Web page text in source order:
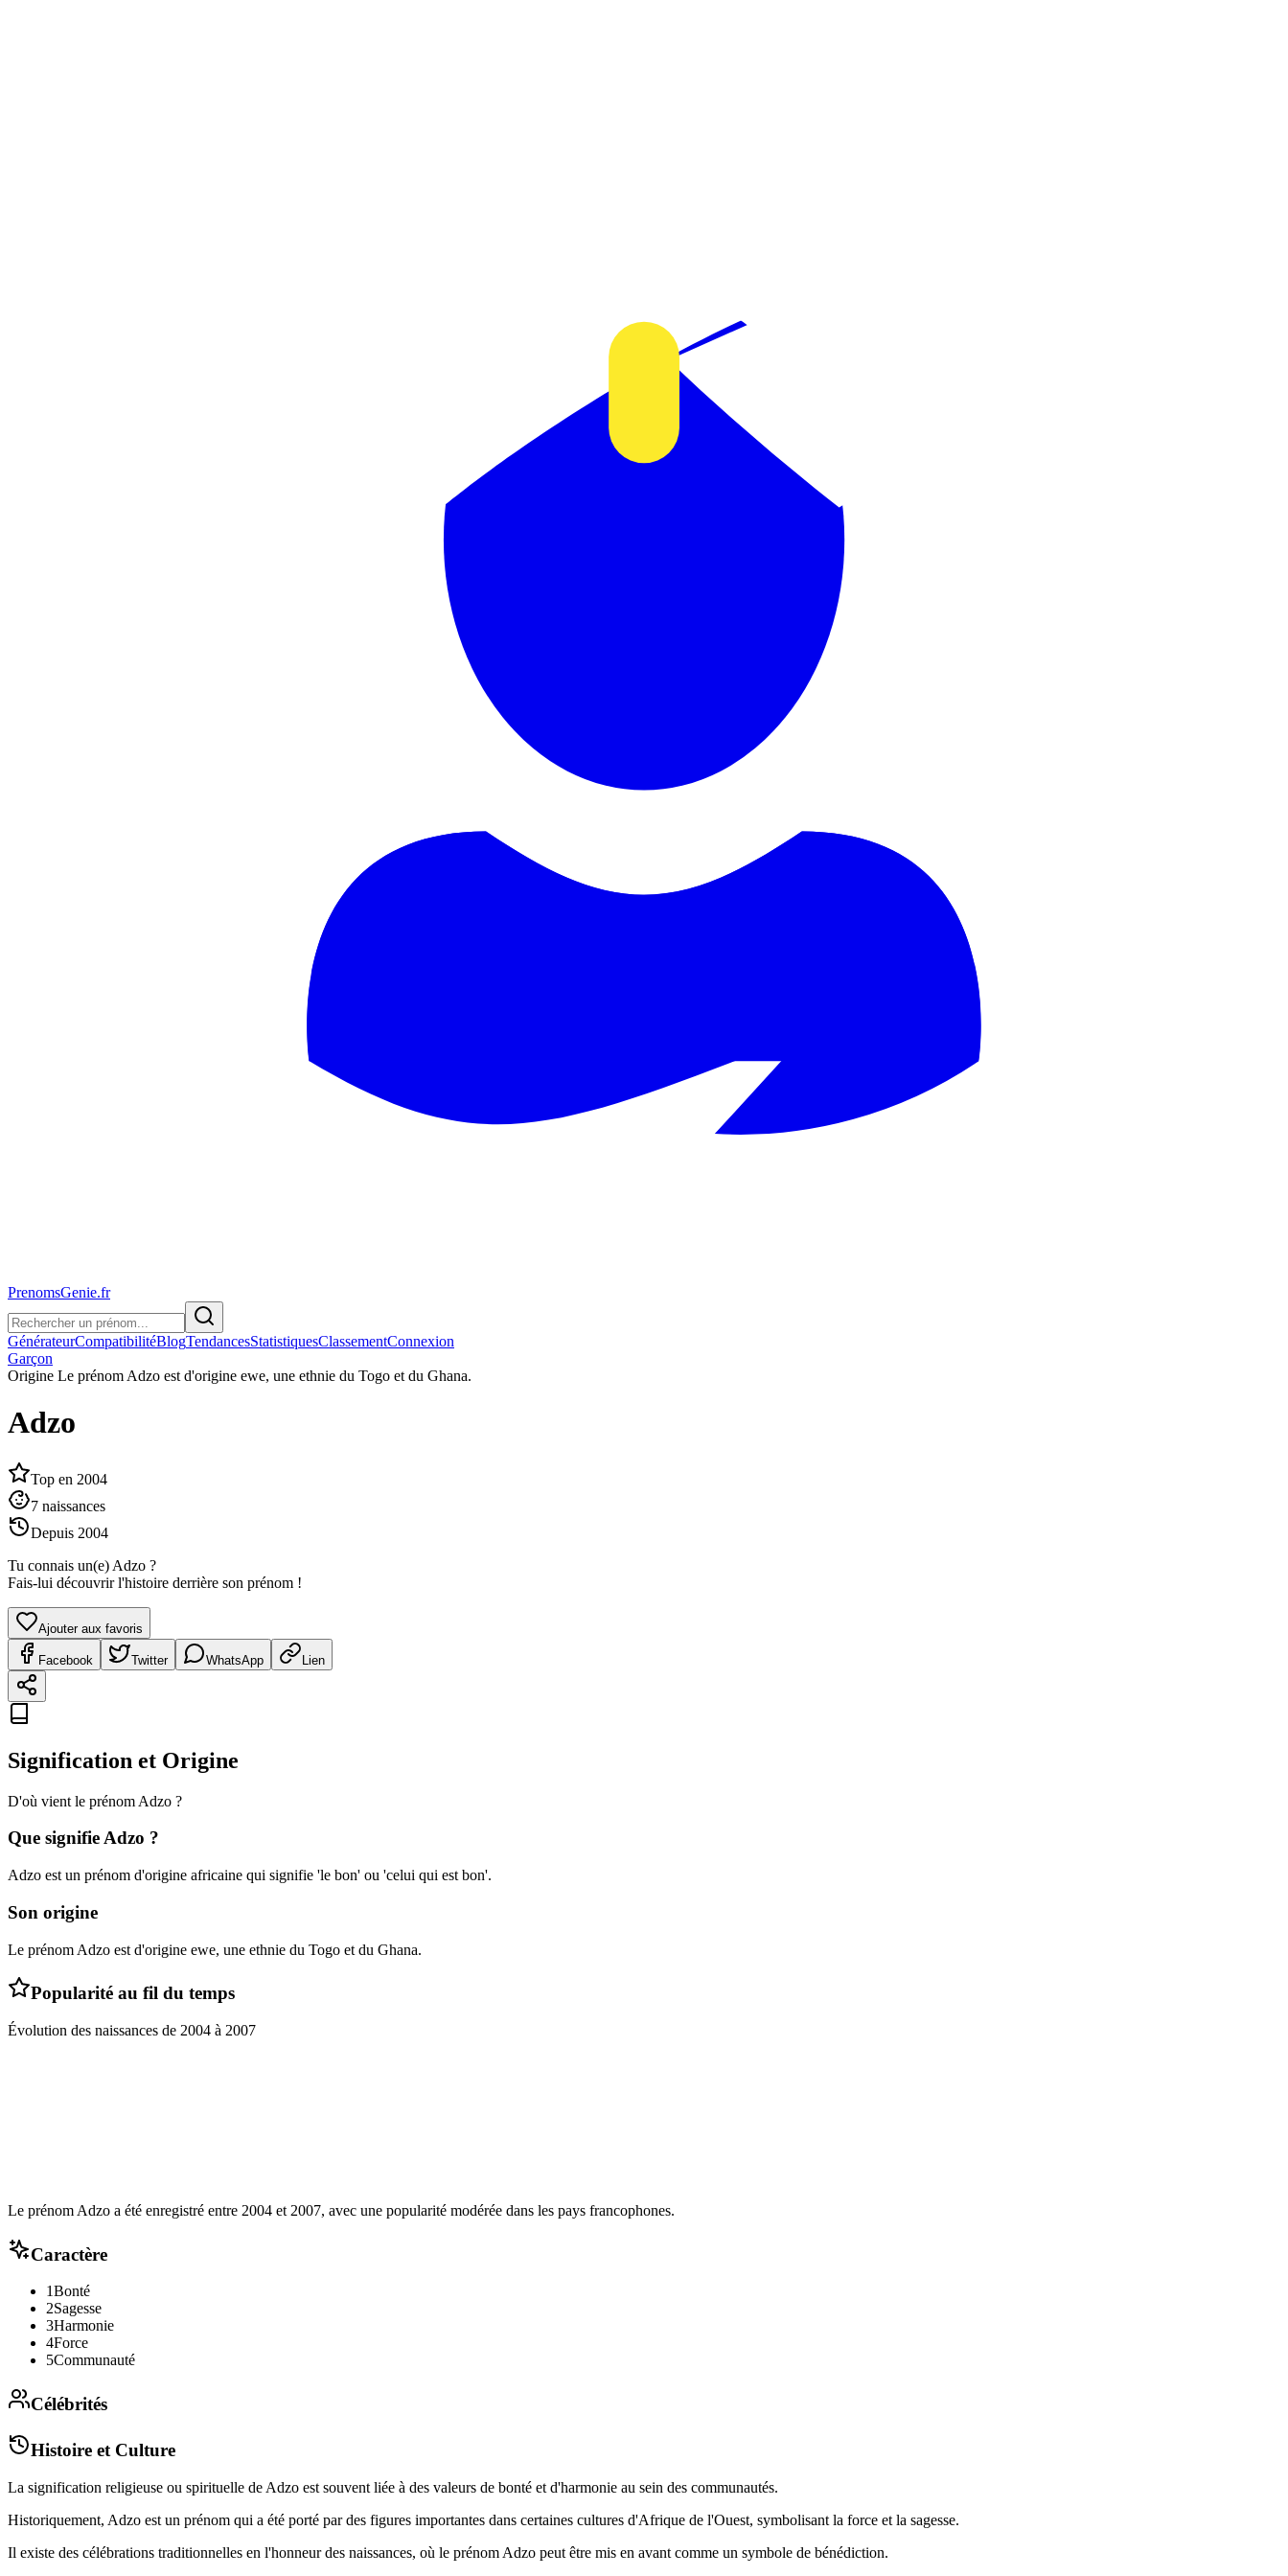
PrenomsGenie.fr
GénérateurCompatibilitéBlogTendancesStatistiquesClassementConnexion
Garçon
Origine Le prénom Adzo est d'origine ewe, une ethnie du Togo et du Ghana.
Adzo
Top en 2004
7 naissances
Depuis 2004
Tu connais un(e) Adzo ?
Fais-lui découvrir l'histoire derrière son prénom !
Ajouter aux favoris
Facebook Twitter WhatsApp Lien
Signification et Origine
D'où vient le prénom Adzo ?
Que signifieAdzo ?
Adzo est un prénom d'origine africaine qui signifie 'le bon' ou 'celui qui est bon'.
Son origine
Le prénom Adzo est d'origine ewe, une ethnie du Togo et du Ghana.
Popularité au fil du temps
Évolution des naissances de 2004 à 2007
Le prénom Adzo a été enregistré entre 2004 et 2007, avec une popularité modérée dans les pays francophones.
Caractère
1Bonté
2Sagesse
3Harmonie
4Force
5Communauté
Célébrités
Histoire et Culture
La signification religieuse ou spirituelle de Adzo est souvent liée à des valeurs de bonté et d'harmonie au sein des communautés.
Historiquement, Adzo est un prénom qui a été porté par des figures importantes dans certaines cultures d'Afrique de l'Ouest, symbolisant la force et la sagesse.
Il existe des célébrations traditionnelles en l'honneur des naissances, où le prénom Adzo peut être mis en avant comme un symbole de bénédiction.